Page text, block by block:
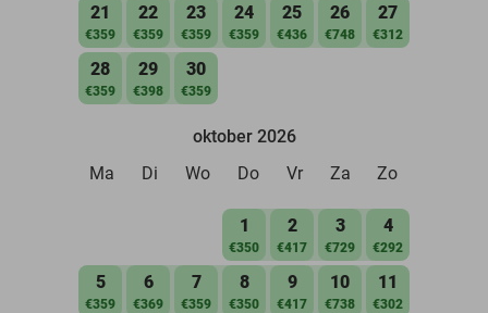
21
€359
22
€359
23
€359
24
€359
25
€436
26
€748
27
€312
28
€359
29
€398
30
€359
oktober 2026
Ma
Di Wo Do Vr Za Zo
1
€350
2
€417
3
€729
4
€292
5
€359
6
€369
7
€359
8
€350
9
€417
10
€738
11
€302